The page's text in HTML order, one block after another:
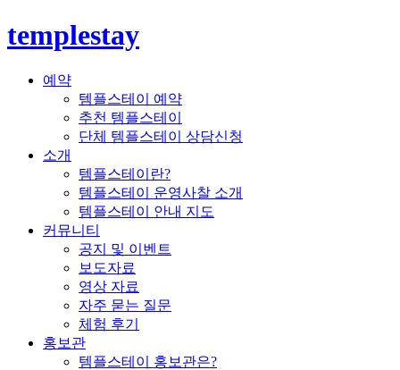
templestay
예약
템플스테이 예약
추천 템플스테이
단체 템플스테이 상담신청
소개
템플스테이란?
템플스테이 운영사찰 소개
템플스테이 안내 지도
커뮤니티
공지 및 이벤트
보도자료
영상 자료
자주 묻는 질문
체험 후기
홍보관
템플스테이 홍보관은?